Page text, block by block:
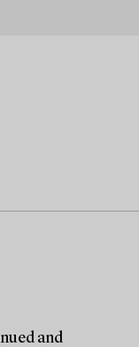
and